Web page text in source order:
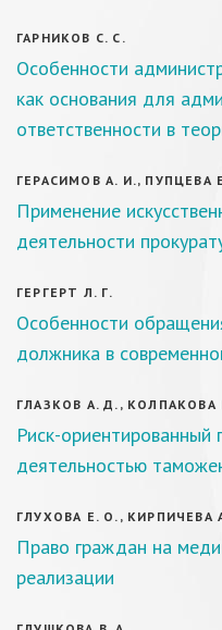
ГАРНИКОВ С. С.
Особенности
как основания для
ответственности в
ГЕРАСИМОВ А. И., ПУПЦЕВА
Применение
деятельности
ГЕРГЕРТ Л. Г.
Особенности
должника в
ГЛАЗКОВ А. Д., КОЛПАКОВА
Риск-
деятельностью
ГЛУХОВА Е. О., КИРПИЧЕВА
Право граждан на
реализации